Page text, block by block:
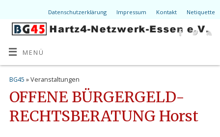
Datenschutzerklärung Impressum Kontakt Netiquette
MENÜ
BG45 » Veranstaltungen
OFFENE BÜRGERGELD-
RECHTSBERATUNG Horst